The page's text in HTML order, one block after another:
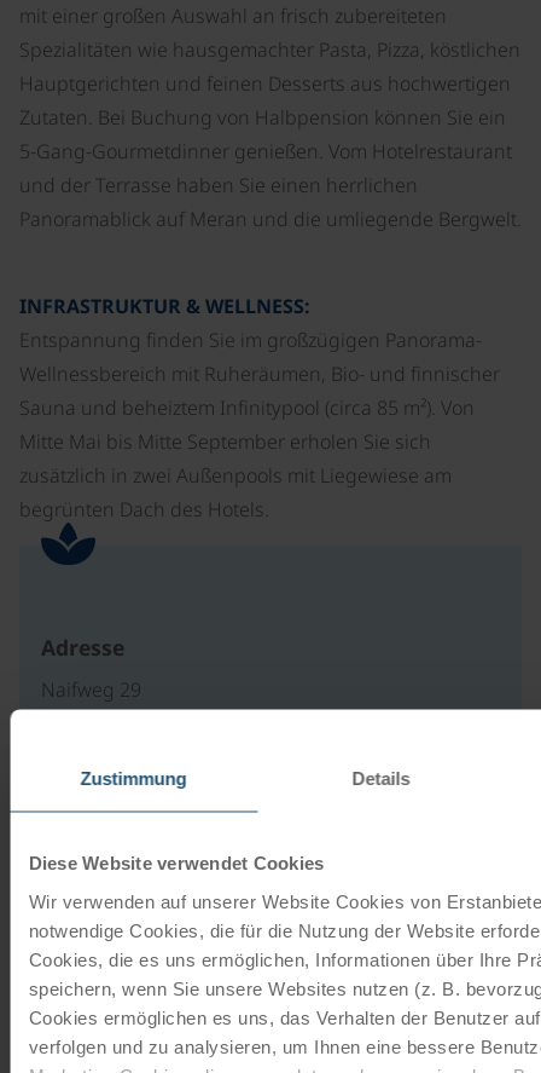
Zustimmung Details
Diese Website verwendet Cookies
Wir verwenden auf unserer Website Cookies von
notwendige Cookies, die für die Nutzung der Website
Cookies, die es uns ermöglichen, Informationen über Ihre
speichern, wenn Sie unsere Websites nutzen (z. B.
Cookies ermöglichen es uns, das Verhalten der Benutzer
verfolgen und zu analysieren, um Ihnen eine bessere
mit einer großen Auswahl an frisch zubereiteten
Spezialitäten wie hausgemachter Pasta, Pizza, köstlichen
Hauptgerichten und feinen Desserts aus hochwertigen
Zutaten. Bei Buchung von Halbpension können Sie ein
5-Gang-Gourmetdinner genießen. Vom Hotelrestaurant
und der Terrasse haben Sie einen herrlichen
Panoramablick auf Meran und die umliegende Bergwelt.
INFRASTRUKTUR & WELLNESS:
Entspannung finden Sie im großzügigen Panorama-
Wellnessbereich mit Ruheräumen, Bio- und finnischer
Sauna und beheiztem Infinitypool (circa 85 m²). Von
Mitte Mai bis Mitte September erholen Sie sich
zusätzlich in zwei Außenpools mit Liegewiese am
begrünten Dach des Hotels.
Adresse
Naifweg 29
Unsere Reisekataloge
Radreisen, Kreuzfahrten und
Radkreuzfahrten
JETZT KOSTENFREI BESTELLEN